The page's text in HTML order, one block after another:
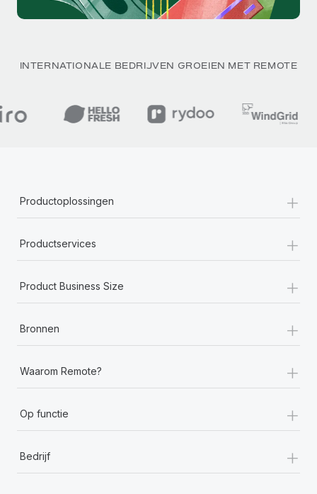
INTERNATIONALE BEDRIJVEN GROEIEN MET REMOTE
Productoplossingen +
Productservices +
Product Business Size +
Bronnen +
Waarom Remote? +
Op functie +
Bedrijf +